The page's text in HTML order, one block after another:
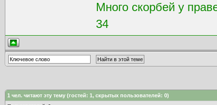
Много скорбей у
34
1 чел. читают эту тему (гостей: 1, скрытых пользователей: 0)